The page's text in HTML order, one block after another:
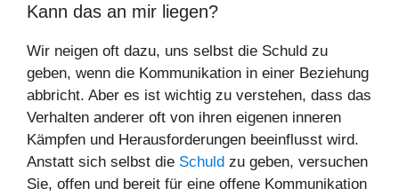
Kann das an mir liegen?
Wir neigen oft dazu, uns selbst die Schuld zu
geben, wenn die Kommunikation in einer Beziehung
abbricht. Aber es ist wichtig zu verstehen, dass das
Verhalten anderer oft von ihren eigenen inneren
Kämpfen und Herausforderungen beeinflusst wird.
Anstatt sich selbst die Schuld zu geben, versuchen
Sie, offen und bereit für eine offene Kommunikation